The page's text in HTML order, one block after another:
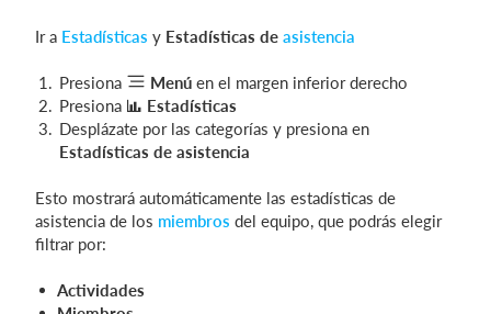
Ir a Estadísticas y Estadísticas de asistencia
Presiona Menú en el margen inferior derecho
Presiona
Estadísticas
Desplázate por las categorías y presiona en
Estadísticas de asistencia
Esto mostrará automáticamente las estadísticas de
asistencia de los miembros del equipo, que podrás elegir
filtrar por:
Actividades